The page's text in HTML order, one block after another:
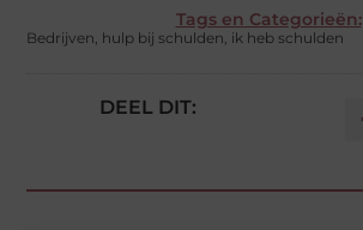
Tags en Categorieën:
Bedrijven, hulp bij schulden, ik heb schulden
DEEL DIT: